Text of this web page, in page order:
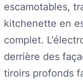
escamotables,
kitchenette en
complet.
derrière des
tiroirs profonds